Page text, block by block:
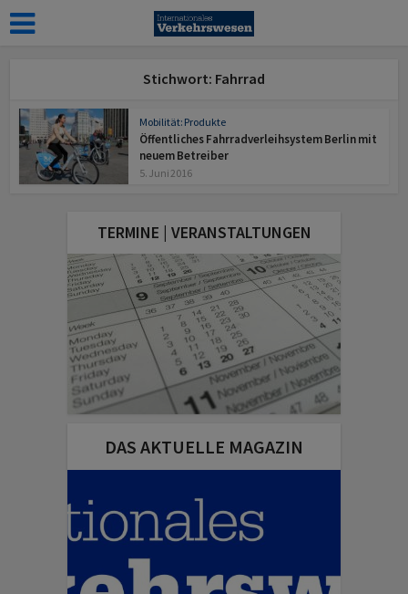
Stichwort: Fahrrad
Mobilität: Produkte
Öffentliches Fahrradverleihsystem Berlin mit
neuem Betreiber
5. Juni 2016
TERMINE | VERANSTALTUNGEN
DAS AKTUELLE MAGAZIN